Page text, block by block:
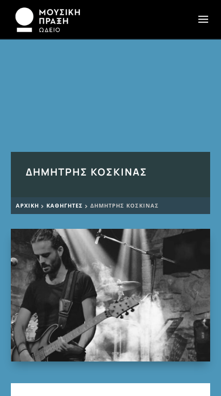
ΔΗΜΉΤΡΗΣ ΚΟΣΚΙΝΆΣ
ΑΡΧΙΚΉ  ΚΑΘΗΓΗΤΈΣ  ΔΗΜΉΤΡΗΣ ΚΟΣΚΙΝΆΣ